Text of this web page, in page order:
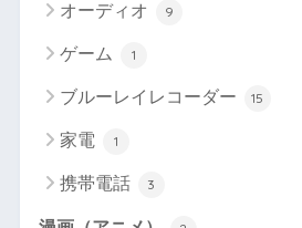
オーディオ 9
ゲーム 1
ブルーレイレコーダー 15
家電 1
携帯電話 3